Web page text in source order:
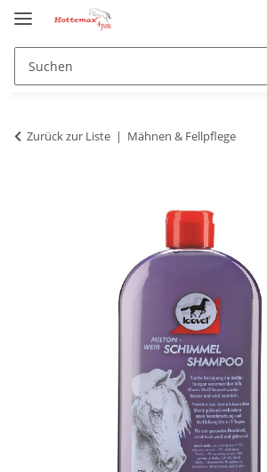
Zurück zur Liste Mähnen & Fellpflege